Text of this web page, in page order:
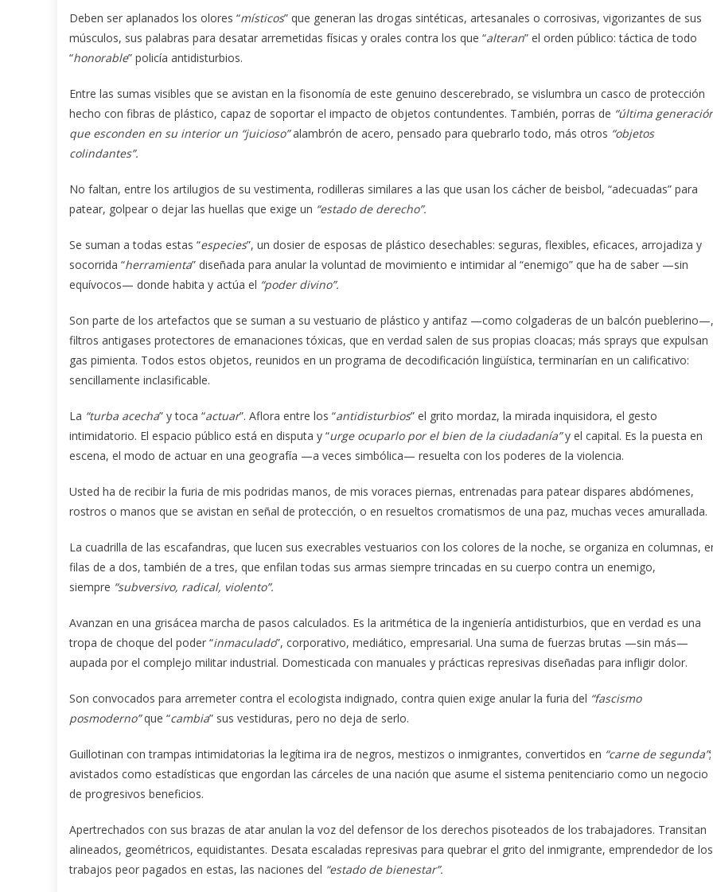
Deben ser aplanados los olores “místicos” que generan las drogas sintéticas, artesanales o corrosivas, vigorizantes de sus
músculos, sus palabras para desatar arremetidas físicas y orales contra los que “alteran” el orden público: táctica de todo
“honorable” policía antidisturbios.
Entre las sumas visibles que se avistan en la fisonomía de este genuino descerebrado, se vislumbra un casco de protección
hecho con fibras de plástico, capaz de soportar el impacto de objetos contundentes. También, porras de “última
que esconden en su interior un “juicioso”alambrón de acero, pensado para quebrarlo todo, más otros “objetos
colindantes”.
No faltan, entre los artilugios de su vestimenta, rodilleras similares a las que usan los cácher de beisbol, “adecuadas” para
patear, golpear o dejar las huellas que exige un “estado de derecho”.
Se suman a todas estas “especies”, un dosier de esposas de plástico desechables: seguras, flexibles, eficaces, arrojadiza y
socorrida “herramienta” diseñada para anular la voluntad de movimiento e intimidar al “enemigo” que ha de saber —sin
equívocos— donde habita y actúa el “poder divino”.
Son parte de los artefactos que se suman a su vestuario de plástico y antifaz —como colgaderas de un balcón pueblerino—,
filtros antigases protectores de emanaciones tóxicas, que en verdad salen de sus propias cloacas; más sprays que expulsan
gas pimienta. Todos estos objetos, reunidos en un programa de decodificación lingüística, terminarían en un calificativo:
sencillamente inclasificable.
La “turba acecha” y toca “actuar”. Aflora entre los “antidisturbios” el grito mordaz, la mirada inquisidora, el gesto
intimidatorio. El espacio público está en disputa y “urge ocuparlo por el bien de la ciudadanía”y el capital. Es la puesta en
escena, el modo de actuar en una geografía —a veces simbólica— resuelta con los poderes de la violencia.
Usted ha de recibir la furia de mis podridas manos, de mis voraces piernas, entrenadas para patear dispares abdómenes,
rostros o manos que se avistan en señal de protección, o en resueltos cromatismos de una paz, muchas veces amurallada.
La cuadrilla de las escafandras, que lucen sus execrables vestuarios con los colores de la noche, se organiza en columnas,
filas de a dos, también de a tres, que enfilan todas sus armas siempre trincadas en su cuerpo contra un enemigo,
siempre “subversivo, radical, violento”.
Avanzan en una grisácea marcha de pasos calculados. Es la aritmética de la ingeniería antidisturbios, que en verdad es una
tropa de choque del poder “inmaculado”, corporativo, mediático, empresarial. Una suma de fuerzas brutas —sin más—
aupada por el complejo militar industrial. Domesticada con manuales y prácticas represivas diseñadas para infligir dolor.
Son convocados para arremeter contra el ecologista indignado, contra quien exige anular la furia del “fascismo
posmoderno”que “cambia” sus vestiduras, pero no deja de serlo.
Guillotinan con trampas intimidatorias la legítima ira de negros, mestizos o inmigrantes, convertidos en “carne de segunda”;
avistados como estadísticas que engordan las cárceles de una nación que asume el sistema penitenciario como un negocio
de progresivos beneficios.
Apertrechados con sus brazas de atar anulan la voz del defensor de los derechos pisoteados de los trabajadores. Transitan
alineados, geométricos, equidistantes. Desata escaladas represivas para quebrar el grito del inmigrante, emprendedor de los
trabajos peor pagados en estas, las naciones del “estado de bienestar”.